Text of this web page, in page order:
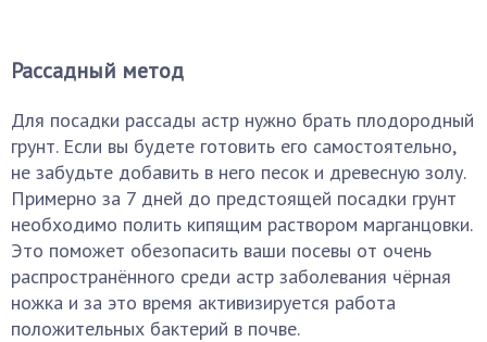
Рассадный метод
Для посадки рассады астр нужно брать плодородный
грунт. Если вы будете готовить его самостоятельно,
не забудьте добавить в него песок и древесную золу.
Примерно за 7 дней до предстоящей посадки грунт
необходимо полить кипящим раствором марганцовки.
Это поможет обезопасить ваши посевы от очень
распространённого среди астр заболевания чёрная
ножка и за это время активизируется работа
положительных бактерий в почве.